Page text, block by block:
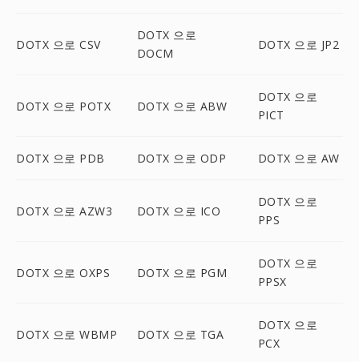
DOTX 으로 CSV
DOTX 으로
DOCM
DOTX 으로 JP2
DOTX 으로 POTX DOTX 으로 ABW
DOTX 으로
PICT
DOTX 으로 PDB DOTX 으로 ODP DOTX 으로 AW
DOTX 으로 AZW3 DOTX 으로 ICO
DOTX 으로
PPS
DOTX 으로 OXPS DOTX 으로 PGM
DOTX 으로
PPSX
DOTX 으로 WBMP DOTX 으로 TGA
DOTX 으로
PCX